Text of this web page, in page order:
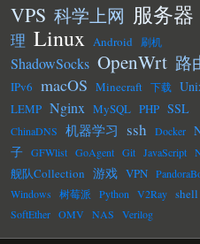
VPS 科学上网 服务器
理 Linux Android 刷机
ShadowSocks OpenWrt 路
IPv6 macOS Minecraft 下载
LEMP Nginx MySQL PHP SSL
ChinaDNS 机器学习 ssh Docker
子 GFWlist GoAgent Git JavaScript
舰队Collection 游戏 VPN
Windows
树莓派 Python V2Ray shell
SoftEther OMV NAS Verilog